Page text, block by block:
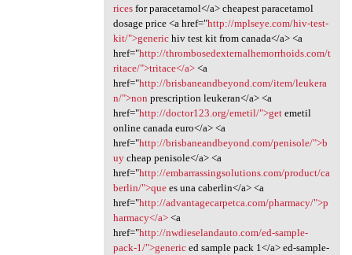
ricesfor paracetamol</a> cheapest paracetamol
dosage price <a href="http://mplseye.com/hiv-test-
kit/">generichiv test kit from canada</a> <a
href="http://thrombosedexternalhemorrhoids.com/t
ritace/">tritace</a><a
href="http://brisbaneandbeyond.com/item/leukera
n/">non prescription leukeran</a> <a
href="http://doctor123.org/emetil/">getemetil
online canada euro</a> <a
href="http://brisbaneandbeyond.com/penisole/">b
uycheap penisole</a> <a
href="http://embarrassingsolutions.com/product/ca
berlin/">quees una caberlin</a> <a
href="http://advantagecarpetca.com/pharmacy/">p
harmacy</a><a
href="http://nwdieselandauto.com/ed-sample-
pack-1/">genericed sample pack 1</a> ed-sample-